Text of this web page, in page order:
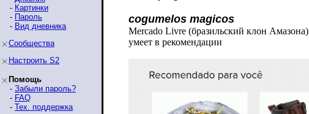
- Картинки
- Пароль
- Вид дневника
Сообщества
Настроить S2
Помощь
- Забыли пароль?
- FAQ
- Тех. поддержка
cogumelos magicos
Mercado Livre (бразильский клон Амазона)
умеет в рекомендации